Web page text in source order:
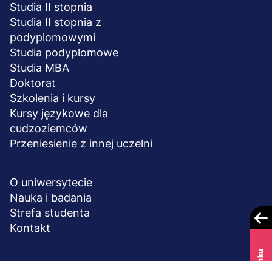
Studia II stopnia
Studia II stopnia z
podyplomowymi
Studia podyplomowe
Studia MBA
Doktorat
Szkolenia i kursy
Kursy językowe dla
cudzoziemców
Przeniesienie z innej uczelni
O uniwersytecie
Nauka i badania
Strefa studenta
Kontakt